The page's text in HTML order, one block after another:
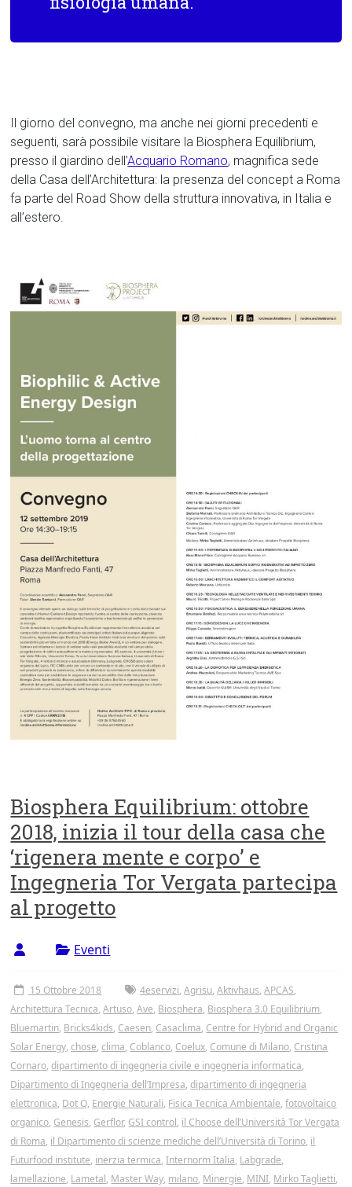
Il giorno del convegno, ma anche nei giorni precedenti e
seguenti, sarà possibile visitare la Biosphera Equilibrium,
presso il giardino dell’Acquario Romano, magnifica sede
della Casa dell’Architettura: la presenza del concept a Roma
fa parte del Road Show della struttura innovativa, in Italia e
all’estero.
Biosphera Equilibrium: ottobre
2018, inizia il tour della casa che
‘rigenera mente e corpo’ e
Ingegneria Tor Vergata partecipa
al progetto
Eventi
15 Ottobre 2018 4eservizi,Agrisu,Aktivhaus,APCAS,
Architettura Tecnica,Artuso,Ave, Biosphera, Biosphera 3.0 Equilibrium,
Bluemartin, Bricks4kids, Caesen, Casaclima, Centre for Hybrid and Organic
Solar Energy,chose,clima, Coblanco, Coelux, Comune di Milano, Cristina
Cornaro,dipartimento di ingegneria civile e ingegneria informatica,
Dipartimento di Ingegneria dell’Impresa,dipartimento di ingegneria
elettronica, Dot Q, Energie Naturali, Fisica Tecnica Ambientale,fotovoltaico
organico, Genesis, Gerflor, GSI control, il Choose dell’Università Tor Vergata
di Roma, il Dipartimento di scienze mediche dell’Università di Torino, il
Futurfood institute, inerzia termica,Internorm Italia, Labgrade,
lamellazione, Lametal, Master Way, milano, Minergie, MINI, Mirko Taglietti,